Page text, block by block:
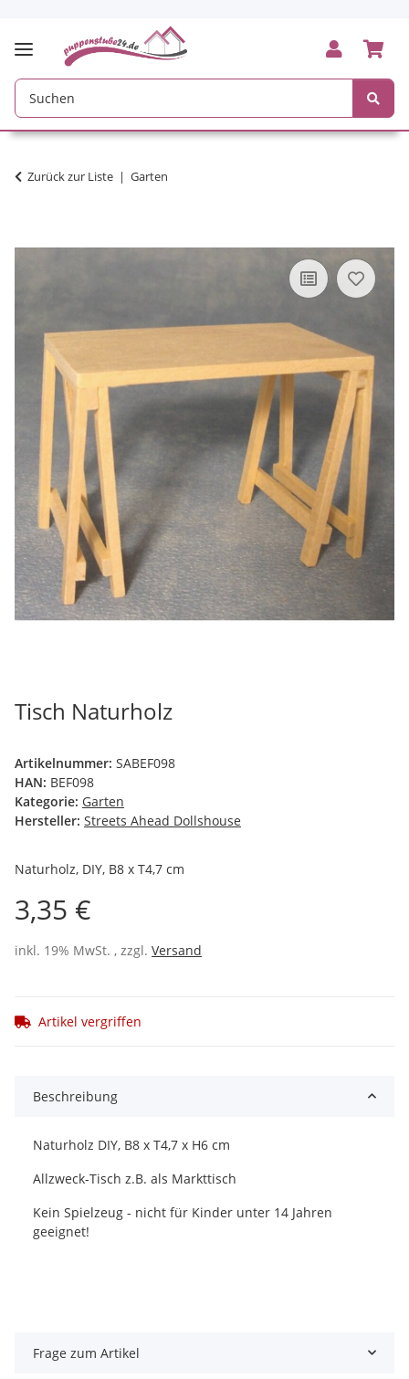
Zurück zur Liste Garten
Tisch Naturholz
Artikelnummer: SABEF098
HAN: BEF098
Kategorie: Garten
Hersteller: Streets Ahead Dollshouse
Naturholz, DIY, B8 x T4,7 cm
3,35 €
inkl. 19% MwSt. , zzgl. Versand
Artikel vergriffen
Beschreibung
Naturholz DIY, B8 x T4,7 x H6 cm
Allzweck-Tisch z.B. als Markttisch
Kein Spielzeug - nicht für Kinder unter 14 Jahren
geeignet!
Frage zum Artikel